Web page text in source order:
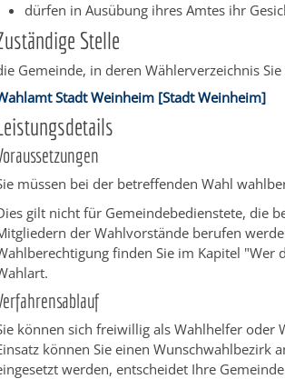
dürfen in Ausübung ihres Amtes ihr
Stelle
Gemeinde, in deren Wählerverzeichnis
Stadt Weinheim [Stadt Weinheim]
müssen bei der betreffenden Wahl
gilt nicht für Gemeindebedienstete, die
der Wahlvorstände berufen
finden Sie im Kapitel "Wer
können sich freiwillig als Wahlhelfer oder
können Sie einen Wunschwahlbezirk
werden, entscheidet Ihre